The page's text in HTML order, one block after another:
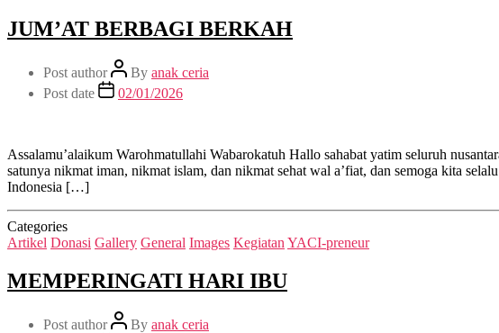
JUM’AT BERBAGI BERKAH
Post author By anak ceria
Post date
02/01/2026
Assalamu’alaikum Warohmatullahi Wabarokatuh Hallo sahabat yatim seluruh
satunya nikmat iman, nikmat islam, dan nikmat sehat wal a’fiat, dan semoga kita
Indonesia […]
Categories
Artikel Donasi Gallery General Images Kegiatan YACI-preneur
MEMPERINGATI HARI IBU
Post author By anak ceria